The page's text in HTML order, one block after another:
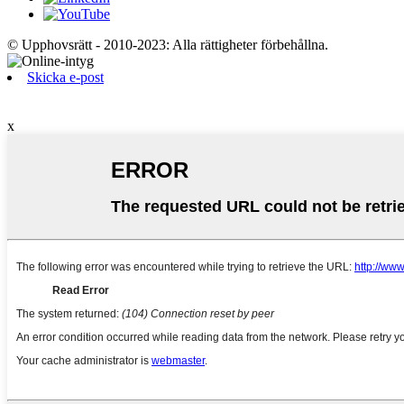
© Upphovsrätt - 2010-2023: Alla rättigheter förbehållna.
Skicka e-post
x